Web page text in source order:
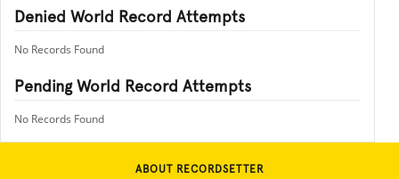
Denied World Record Attempts
No Records Found
Pending World Record Attempts
No Records Found
ABOUT RECORDSETTER